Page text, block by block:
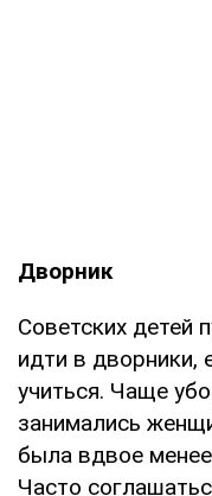
Дворник
Советских детей
идти в дворники,
учиться. Чаще
занимались
была вдвое
Часто